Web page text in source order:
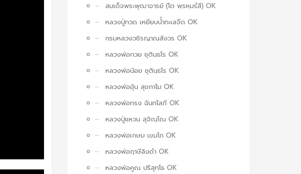
สมเด็จพระพุฒาจารย์ (โต พฺรหฺมรํสี) OK
หลวงปู่ทวด เหยียบน้ำทะเลจืด OK
กรมหลวงวชิรญาณสังวร OK
หลวงพ่อกวย ชุตินฺธโร OK
หลวงพ่อน้อย ชุตินฺธโร OK
หลวงพ่ออุ้น สุขกาโม OK
หลวงพ่อทรง ฉันทโสภี OK
หลวงปู่แหวน สุจิณฺโณ OK
หลวงพ่อเกษม เขมโก OK
หลวงพ่อฤาษีลิงดำ OK
หลวงพ่อคูณ ปริสุทฺโธ OK